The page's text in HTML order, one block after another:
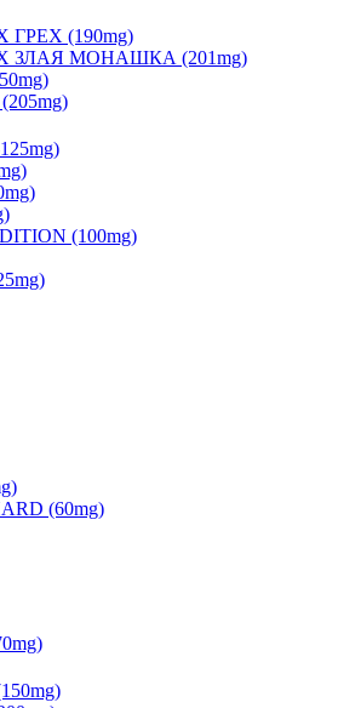
ГРЕХ (190mg)
ЗЛАЯ МОНАШКА (201mg)
(100mg)
(60mg)